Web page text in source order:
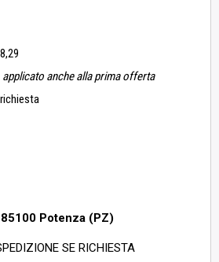
applicato anche alla prima offerta
Potenza (PZ)
SE RICHIESTA